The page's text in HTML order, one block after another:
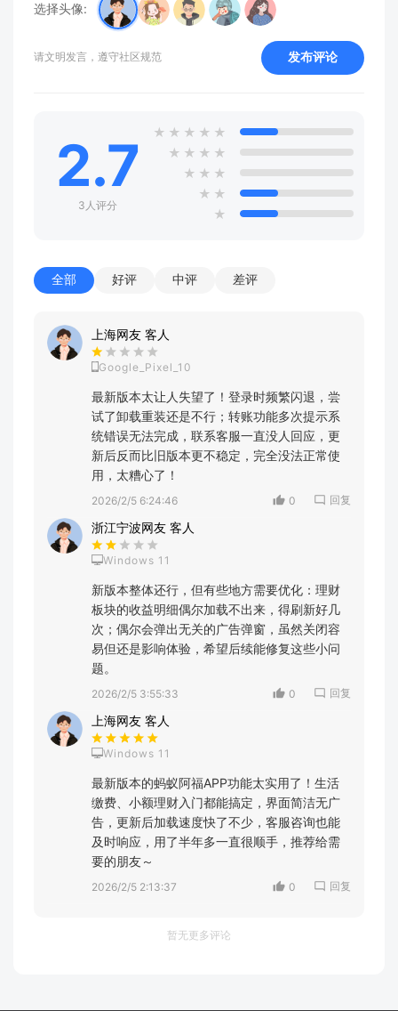
选择头像:
请文明发言，遵守社区规范 发布评论
2.7
3人评分
★ ★ ★ ★ ★
★ ★ ★ ★
★ ★ ★
★ ★
★
全部 好评 中评 差评
上海网友 客人
Google_Pixel_10
最新版本太让人失望了！登录时频繁闪退，尝
试了卸载重装还是不行；转账功能多次提示系
统错误无法完成，联系客服一直没人回应，更
新后反而比旧版本更不稳定，完全没法正常使
用，太糟心了！
2026/2/5 6:24:46 0 回复
浙江宁波网友 客人
Windows 11
新版本整体还行，但有些地方需要优化：理财
板块的收益明细偶尔加载不出来，得刷新好几
次；偶尔会弹出无关的广告弹窗，虽然关闭容
易但还是影响体验，希望后续能修复这些小问
题。
2026/2/5 3:55:33 0 回复
上海网友 客人
Windows 11
最新版本的蚂蚁阿福APP功能太实用了！生活
缴费、小额理财入门都能搞定，界面简洁无广
告，更新后加载速度快了不少，客服咨询也能
及时响应，用了半年多一直很顺手，推荐给需
要的朋友～
2026/2/5 2:13:37 0 回复
暂无更多评论